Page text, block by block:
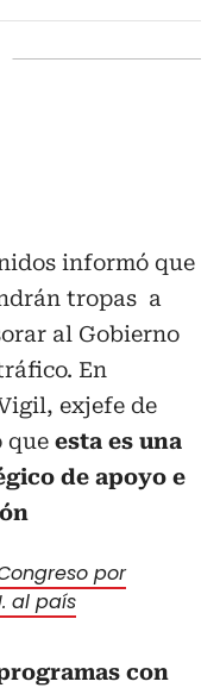
informó que
tropas a
al Gobierno
En
exjefe de
que esta es una
de apoyo e
por
al país
con